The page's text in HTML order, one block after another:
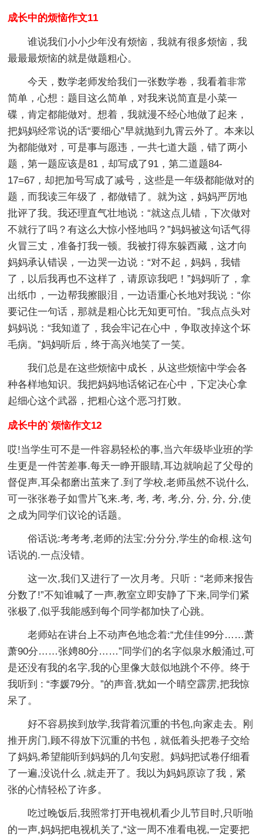
成长中的烦恼作文11
谁说我们小小少年没有烦恼，我就有很多烦恼，我
最最最烦恼的就是做题粗心。
今天，数学老师发给我们一张数学卷，我看着非常
简单，心想：题目这么简单，对我来说简直是小菜一
碟，肯定都能做对。想着，我就漫不经心地做了起来，
把妈妈经常说的话“要细心”早就抛到九霄云外了。本来以
为都能做对，可是事与愿违，一共七道大题，错了两小
题，第一题应该是81，却写成了91，第二道题84-
17=67，却把加号写成了减号，这些是一年级都能做对的
题，而我读三年级了，都做错了。就为这，妈妈严厉地
批评了我。我还理直气壮地说：“就这点儿错，下次做对
不就行了吗？有这么大惊小怪地吗？”妈妈被这句话气得
火冒三丈，准备打我一顿。我被打得东躲西藏，这才向
妈妈承认错误，一边哭一边说：“对不起，妈妈，我错
了，以后我再也不这样了，请原谅我吧！”妈妈听了，拿
出纸巾，一边帮我擦眼泪，一边语重心长地对我说：“你
要记住一句话，那就是粗心比无知更可怕。”我点点头对
妈妈说：“我知道了，我会牢记在心中，争取改掉这个坏
毛病。”妈妈听后，终于高兴地笑了一笑。
我们总是在这些烦恼中成长，从这些烦恼中学会各
种各样地知识。我把妈妈地话铭记在心中，下定决心拿
起细心这个武器，把粗心这个恶习打败。
成长中的`烦恼作文12
哎!当学生可不是一件容易轻松的事,当六年级毕业班的学
生更是一件苦差事.每天一睁开眼睛,耳边就响起了父母的
督促声,耳朵都磨出茧来了.到了学校,老师虽然不说什么,
可一张张卷子如雪片飞来.考, 考, 考, 考,分, 分, 分, 分,使
之成为同学们议论的话题。
俗话说:考考考,老师的法宝;分分分,学生的命根.这句
话说的.一点没错。
这一次,我们又进行了一次月考。只听：“老师来报告
分数了!”不知谁喊了一声,教室立即安静了下来,同学们紧
张极了,似乎我能感到每个同学都加快了心跳。
老师站在讲台上不动声色地念着:“尤佳佳99分……萧
萧90分……张娉80分……”同学们的名字似泉水般涌过,可
是还没有我的名字,我的心里像大鼓似地跳个不停。终于
我听到 : “李媛79分。”的声音,犹如一个晴空霹雳,把我惊
呆了。
好不容易挨到放学,我背着沉重的书包,向家走去。刚
推开房门,顾不得放下沉重的书包，就低着头把卷子交给
了妈妈,希望能听到妈妈的几句安慰。妈妈把试卷仔细看
了一遍,没说什么 ,就走开了。我以为妈妈原谅了我，紧
张的心情轻松了许多。
吃过晚饭后,我照常打开电视机看少儿节目时,只听啪
的一声,妈妈把电视机关了,“这一周不准看电视,一定要把